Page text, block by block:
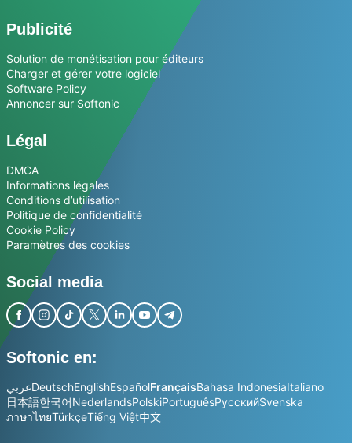
Publicité
Solution de monétisation pour éditeurs
Charger et gérer votre logiciel
Software Policy
Annoncer sur Softonic
Légal
DMCA
Informations légales
Conditions d’utilisation
Politique de confidentialité
Cookie Policy
Paramètres des cookies
Social media
Softonic en:
عربيDeutschEnglishEspañolFrançaisBahasa IndonesiaItaliano
日本語한국어NederlandsPolskiPortuguêsРусскийSvenska
ภาษาไทยTürkçeTiếng Việt中文